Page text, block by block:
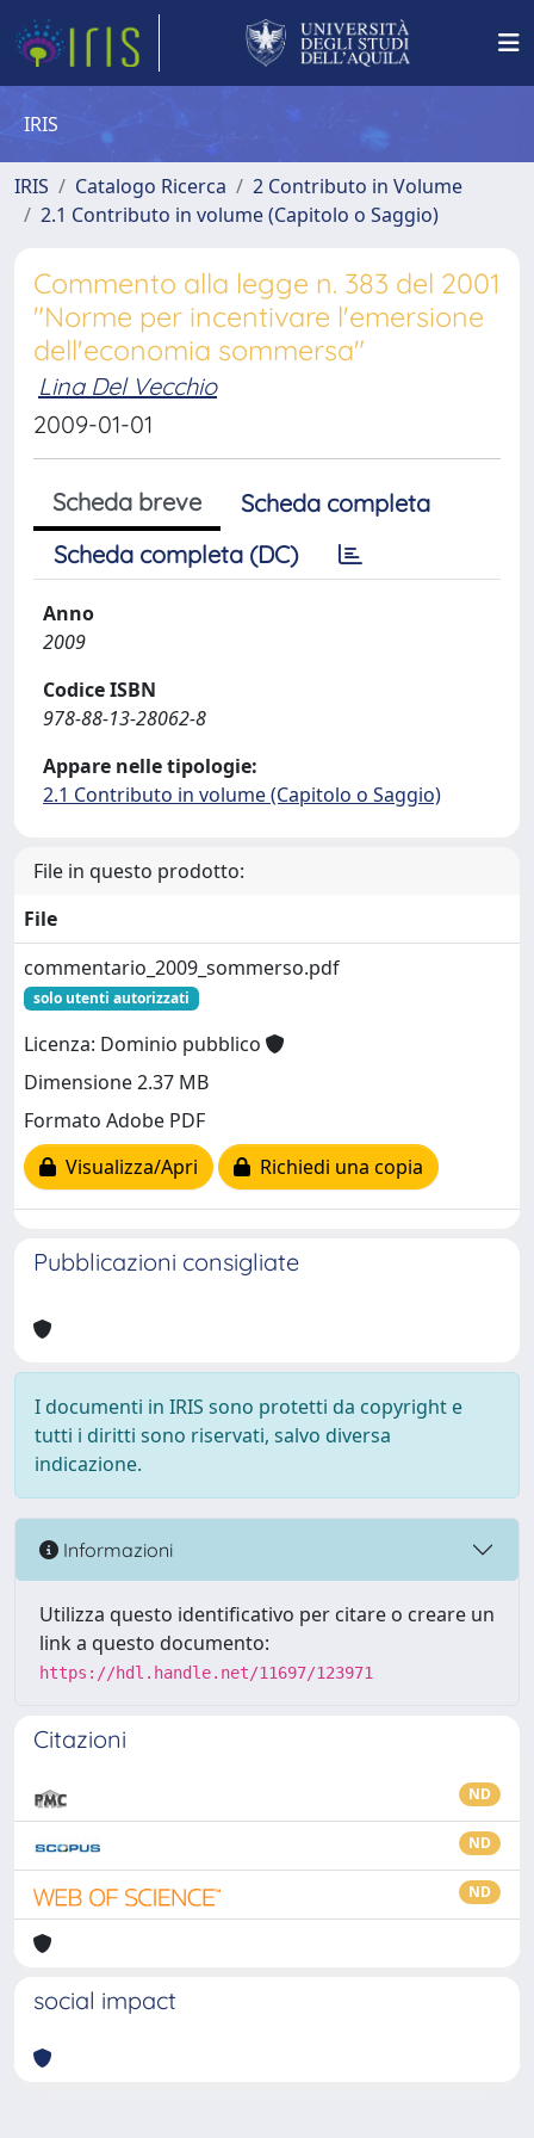
IRIS
IRIS Catalogo Ricerca
2 Contributo in Volume
2.1 Contributo in volume (Capitolo o Saggio)
Commento alla legge n. 383 del 2001
"Norme per incentivare l'emersione
dell'economia sommersa"
Lina Del Vecchio
2009-01-01
Scheda breve
Scheda completa
Scheda completa (DC)
Anno
2009
Codice ISBN
978-88-13-28062-8
Appare nelle tipologie:
2.1 Contributo in volume (Capitolo o Saggio)
File in questo prodotto:
File
commentario_2009_sommerso.pdf
solo utenti autorizzati
Licenza: Dominio pubblico
Dimensione 2.37 MB
Formato Adobe PDF
Visualizza/Apri
Richiedi una copia
Pubblicazioni consigliate
I documenti in IRIS sono protetti da copyright e
tutti i diritti sono riservati, salvo diversa
indicazione.
Informazioni
Utilizza questo identificativo per citare o creare un
link a questo documento:
https://hdl.handle.net/11697/123971
Citazioni
ND
ND
ND
social impact